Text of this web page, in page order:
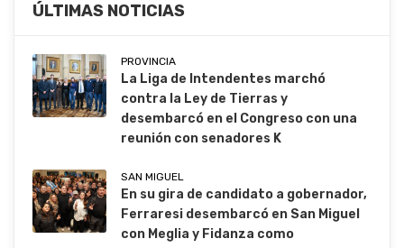
ÚLTIMAS NOTICIAS
PROVINCIA
La Liga de Intendentes marchó
contra la Ley de Tierras y
desembarcó en el Congreso con una
reunión con senadores K
SAN MIGUEL
En su gira de candidato a gobernador,
Ferraresi desembarcó en San Miguel
con Meglia y Fidanza como